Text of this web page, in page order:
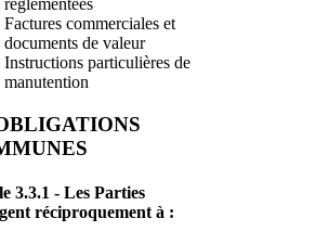
réglementées
Factures commerciales et
documents de valeur
Instructions particulières de
manutention
3.3.1 - Les Parties
réciproquement à :